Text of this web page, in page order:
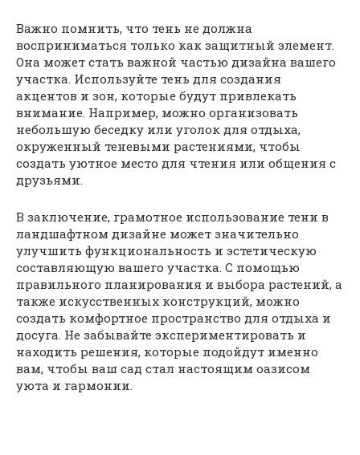
Важно помнить, что тень не должна
восприниматься только как защитный элемент.
Она может стать важной частью дизайна вашего
участка. Используйте тень для создания
акцентов и зон, которые будут привлекать
внимание. Например, можно организовать
небольшую беседку или уголок для отдыха,
окруженный теневыми растениями, чтобы
создать уютное место для чтения или общения с
друзьями.
В заключение, грамотное использование тени в
ландшафтном дизайне может значительно
улучшить функциональность и эстетическую
составляющую вашего участка. С помощью
правильного планирования и выбора растений, а
также искусственных конструкций, можно
создать комфортное пространство для отдыха и
досуга. Не забывайте экспериментировать и
находить решения, которые подойдут именно
вам, чтобы ваш сад стал настоящим оазисом
уюта и гармонии.